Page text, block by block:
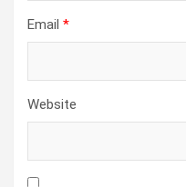
Email *
Website